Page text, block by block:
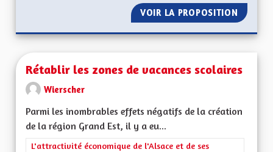
VOIR LA PROPOSITION
Rétablir les zones de vacances scolaires
Wierscher
Parmi les inombrables effets négatifs de la création
de la région Grand Est, il y a eu...
Filtrer les résultats de la catégorie : L'attractivité
L'attractivité économique de l'Alsace et de ses